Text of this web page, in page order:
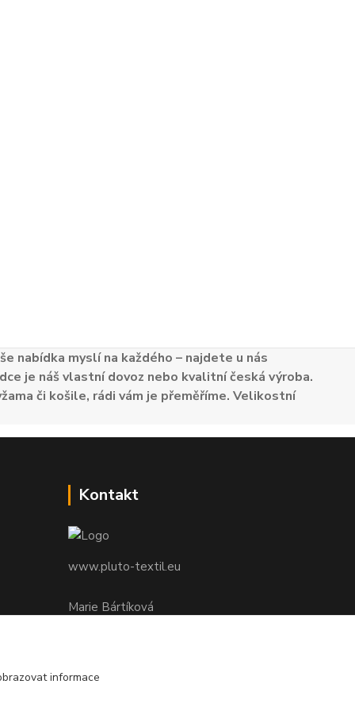
nabídka myslí na každého – najdete u nás
je náš vlastní dovoz nebo kvalitní česká výroba.
či košile, rádi vám je přeměříme. Velikostní
Kontakt
www.pluto-textil.eu
Marie Bártíková
pluto@pluto.eu
informace